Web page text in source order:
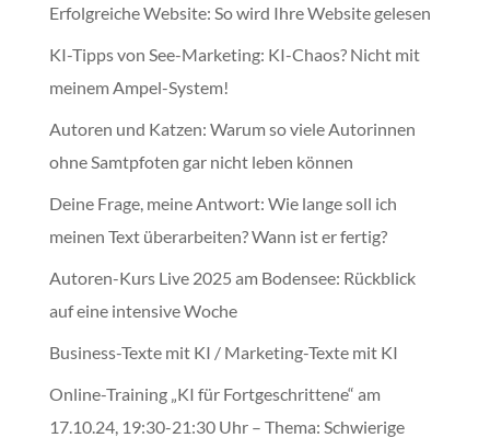
Erfolgreiche Website: So wird Ihre Website gelesen
KI-Tipps von See-Marketing: KI-Chaos? Nicht mit
meinem Ampel-System!
Autoren und Katzen: Warum so viele Autorinnen
ohne Samtpfoten gar nicht leben können
Deine Frage, meine Antwort: Wie lange soll ich
meinen Text überarbeiten? Wann ist er fertig?
Autoren-Kurs Live 2025 am Bodensee: Rückblick
auf eine intensive Woche
Business-Texte mit KI / Marketing-Texte mit KI
Online-Training „KI für Fortgeschrittene“ am
17.10.24, 19:30-21:30 Uhr – Thema: Schwierige